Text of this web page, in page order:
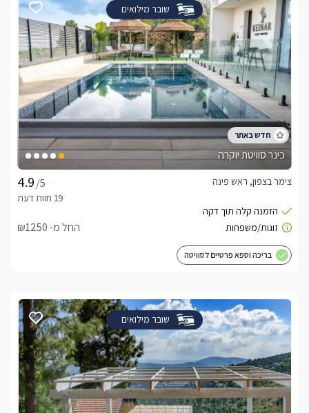
שובר מילואים
כינר סוויטת יוקרה
/5
צימר בצפון, ראש פינה
החל מ- ₪1250
בריכה וספא פרטיים לסוויטה
שובר מילואים